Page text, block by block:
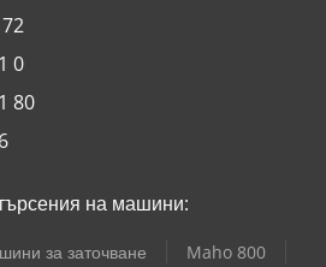
0
80
на машини:
за заточване
Maho 800